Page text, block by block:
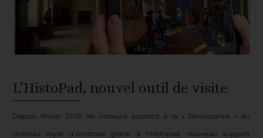
L’HistoPad, nouvel outil de visite
Depuis février 2019, les visiteurs assistent à la « Renaissance » du
château royal d’Amboise grâce à l‘Histopad, nouveau support